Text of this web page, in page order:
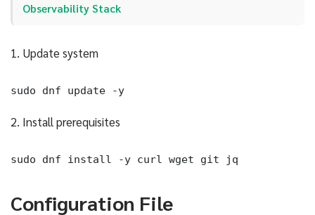
Observability Stack
1. Update system
sudo dnf update -y
2. Install prerequisites
sudo dnf install -y curl wget git jq
Configuration File